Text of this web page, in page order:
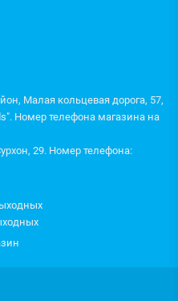
Малая кольцевая дорога, 57,
Номер телефона магазина на
29. Номер телефона: